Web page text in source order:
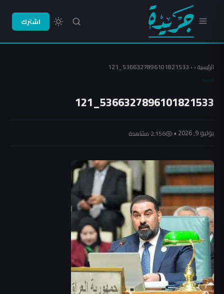
اشترك
الرئيسية‹
‹
5366327896101821533_121
5366327896101821533_121
يوليو 9, 2026 • 2٬156 مشاهدة